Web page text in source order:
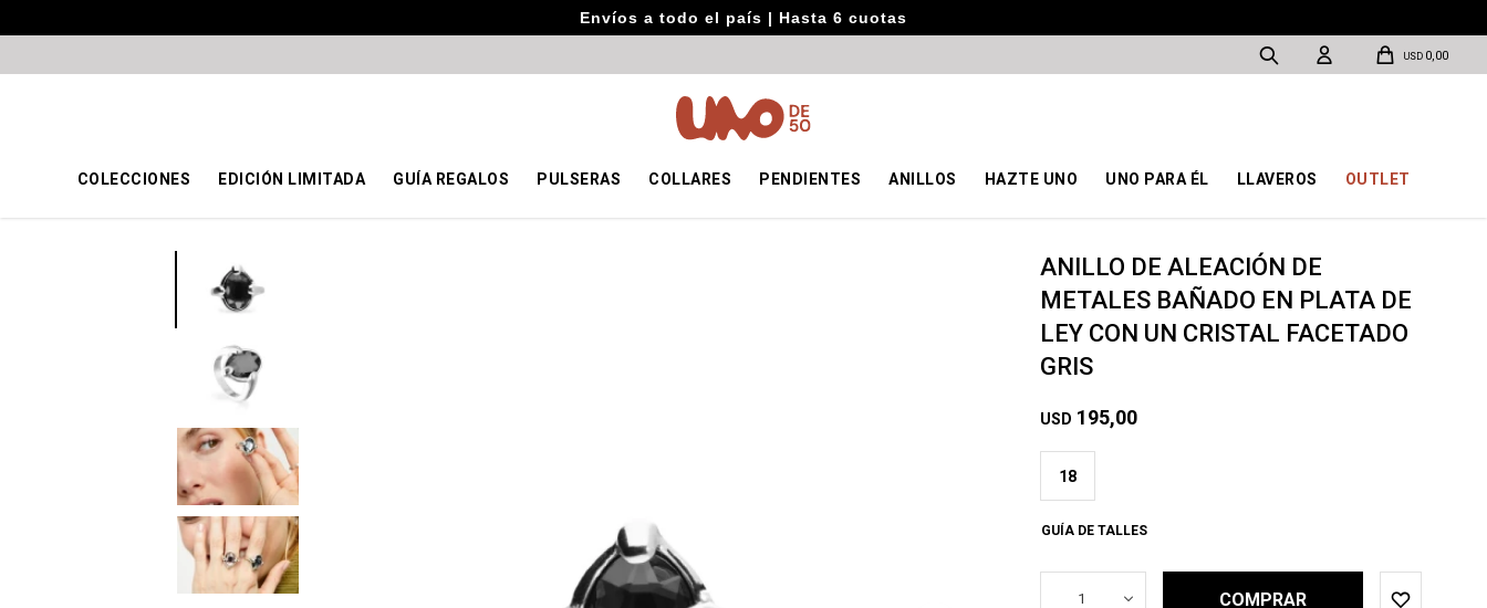
Envíos a todo el país | Hasta 6 cuotas
COLECCIONES EDICIÓN LIMITADA GUÍA REGALOS PULSERAS COLLARES PENDIENTES ANILLOS HAZTE UNO UNO PARA ÉL LLAVEROS OUTLET
USD 0,00
ANILLO DE ALEACIÓN DE
METALES BAÑADO EN PLATA DE
LEY CON UN CRISTAL FACETADO
GRIS
USD 195,00
18
GUÍA DE TALLES
1 COMPRAR